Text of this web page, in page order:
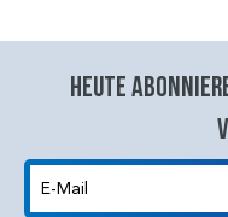
Heute